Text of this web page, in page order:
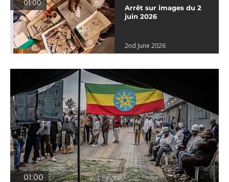
01:00
Arrêt sur images du 2
juin 2026
2nd June 2026
01:00